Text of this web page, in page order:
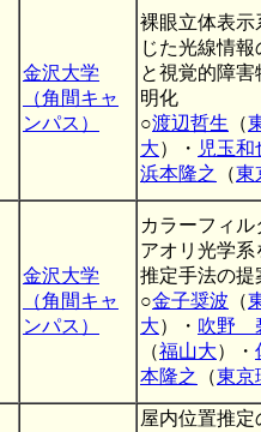
金沢大学
（角間キャ
ンパス）
裸眼立体表示
じた光線情
と視覚的障
明化
○渡辺哲生 （
大）・ 児玉和
浜本隆之
（東
金沢大学
（角間キャ
ンパス）
カラーフィ
アオリ光学
推定手法の提
○金子奨波 （
大）・ 吹野
（福山大）・
本隆之
（東京
屋内位置推